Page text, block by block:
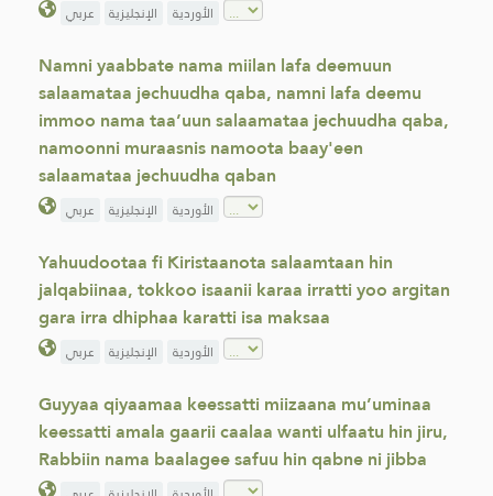
عربي الإنجليزية الأوردية
Namni yaabbate nama miilan lafa deemuun
salaamataa jechuudha qaba, namni lafa deemu
immoo nama taa’uun salaamataa jechuudha qaba,
namoonni muraasnis namoota baay'een
salaamataa jechuudha qaban
عربي الإنجليزية الأوردية
Yahuudootaa fi Kiristaanota salaamtaan hin
jalqabiinaa, tokkoo isaanii karaa irratti yoo argitan
gara irra dhiphaa karatti isa maksaa
عربي الإنجليزية الأوردية
Guyyaa qiyaamaa keessatti miizaana mu’uminaa
keessatti amala gaarii caalaa wanti ulfaatu hin jiru,
Rabbiin nama baalagee safuu hin qabne ni jibba